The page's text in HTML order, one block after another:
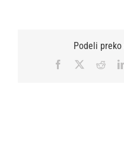
Podeli
Facebook